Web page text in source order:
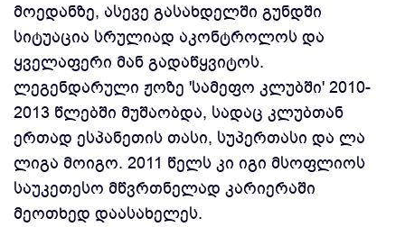
მოედანზე, ასევე გასახდელში გუნდში
სიტუაცია სრულიად აკონტროლოს და
ყველაფერი მან გადაწყვიტოს.
ლეგენდარული ჟოზე 'სამეფო კლუბში' 2010-
2013 წლებში მუშაობდა, სადაც კლუბთან
ერთად ესპანეთის თასი, სუპერთასი და ლა
ლიგა მოიგო. 2011 წელს კი იგი მსოფლიოს
საუკეთესო მწვრთნელად კარიერაში
მეოთხედ დაასახელეს.